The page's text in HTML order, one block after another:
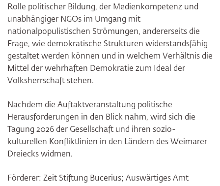
Rolle politischer Bildung, der Medienkompetenz und
unabhängiger NGOs im Umgang mit
nationalpopulistischen Strömungen, andererseits die
Frage, wie demokratische Strukturen widerstandsfähig
gestaltet werden können und in welchem Verhältnis die
Mittel der wehrhaften Demokratie zum Ideal der
Volksherrschaft stehen.
Nachdem die Auftaktveranstaltung politische
Herausforderungen in den Blick nahm, wird sich die
Tagung 2026 der Gesellschaft und ihren sozio-
kulturellen Konfliktlinien in den Ländern des Weimarer
Dreiecks widmen.
Förderer: Zeit Stiftung Bucerius; Auswärtiges Amt